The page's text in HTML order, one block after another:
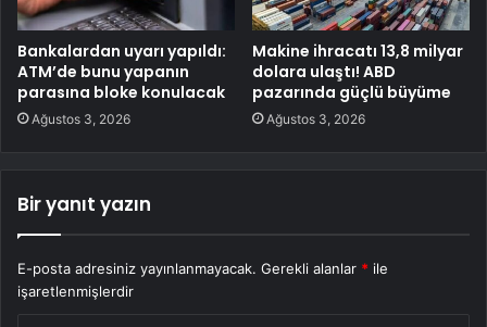
Bankalardan uyarı yapıldı:
ATM’de bunu yapanın
parasına bloke konulacak
Ağustos 3, 2026
Makine ihracatı 13,8 milyar
dolara ulaştı! ABD
pazarında güçlü büyüme
Ağustos 3, 2026
Bir yanıt yazın
E-posta adresiniz yayınlanmayacak. Gerekli alanlar * ile
işaretlenmişlerdir